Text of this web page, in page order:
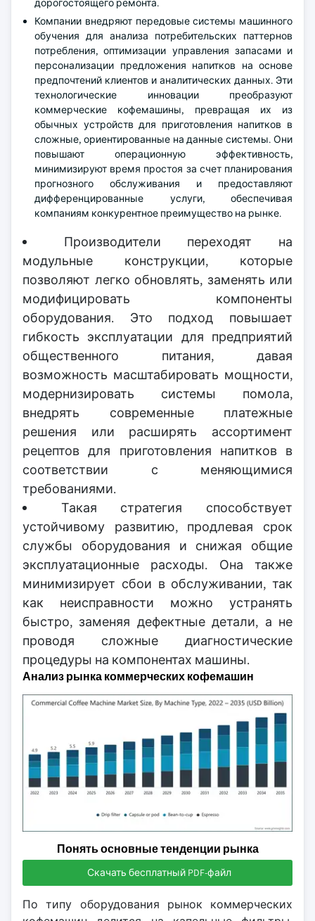
дорогостоящего ремонта.
Компании внедряют передовые системы машинного
обучения для анализа потребительских паттернов
потребления, оптимизации управления запасами и
персонализации предложения напитков на основе
предпочтений клиентов и аналитических данных. Эти
технологические инновации преобразуют
коммерческие кофемашины, превращая их из
обычных устройств для приготовления напитков в
сложные, ориентированные на данные системы. Они
повышают операционную эффективность,
минимизируют время простоя за счет планирования
прогнозного обслуживания и предоставляют
дифференцированные услуги, обеспечивая
компаниям конкурентное преимущество на рынке.
Производители переходят на
модульные конструкции, которые
позволяют легко обновлять, заменять или
модифицировать компоненты
оборудования. Это подход повышает
гибкость эксплуатации для предприятий
общественного питания, давая
возможность масштабировать мощности,
модернизировать системы помола,
внедрять современные платежные
решения или расширять ассортимент
рецептов для приготовления напитков в
соответствии с меняющимися
требованиями.
Такая стратегия способствует
устойчивому развитию, продлевая срок
службы оборудования и снижая общие
эксплуатационные расходы. Она также
минимизирует сбои в обслуживании, так
как неисправности можно устранять
быстро, заменяя дефектные детали, а не
проводя сложные диагностические
процедуры на компонентах машины.
Анализ рынка коммерческих кофемашин
Понять основные тенденции рынка
Скачать бесплатный PDF-файл
По типу оборудования рынок коммерческих